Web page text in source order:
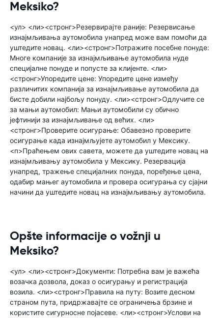
Meksiko?
<ул> <ли><стронг>Резервирајте раније: Резервисање
изнајмљивања аутомобила унапред може вам помоћи да
уштедите новац. <ли><стронг>Потражите посебне понуде:
Многе компаније за изнајмљивање аутомобила нуде
специјалне понуде и попусте за клијенте. <ли>
<стронг>Упоредите цене: Упоредите цене између
различитих компанија за изнајмљивање аутомобила да
бисте добили најбољу понуду. <ли><стронг>Одлучите се
за мањи аутомобил: Мањи аутомобили су обично
јефтинији за изнајмљивање од већих. <ли>
<стронг>Проверите осигурање: Обавезно проверите
осигурање када изнајмљујете аутомобил у Мексику.
<п>Праћењем ових савета, можете да уштедите новац на
изнајмљивању аутомобила у Мексику. Резервација
унапред, тражење специјалних понуда, поређење цена,
одабир мањег аутомобила и провера осигурања су сјајни
начини да уштедите новац на изнајмљивању аутомобила.
Opšte informacije o vožnji u
Meksiko?
<ул> <ли><стронг>Документи: Потребна вам је важећа
возачка дозвола, доказ о осигурању и регистрација
возила. <ли><стронг>Правила на путу: Возите десном
страном пута, придржавајте се ограничења брзине и
користите сигурносне појасеве. <ли><стронг>Услови на